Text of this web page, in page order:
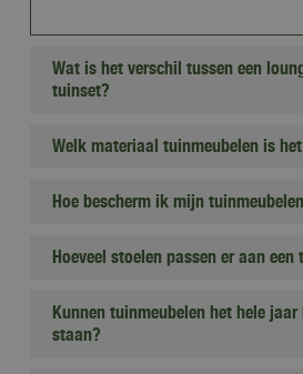
Wat is het verschil tussen een
tuinset?
Welk materiaal tuinmeubelen is
Hoe bescherm ik mijn
Hoeveel stoelen passen er aan
Kunnen tuinmeubelen het hele
staan?